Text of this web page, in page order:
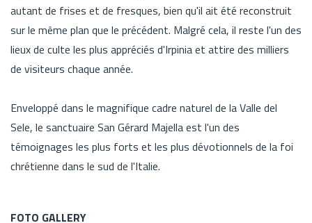
autant de frises et de fresques, bien qu'il ait été reconstruit
sur le même plan que le précédent. Malgré cela, il reste l'un des
lieux de culte les plus appréciés d'Irpinia et attire des milliers
de visiteurs chaque année.
Enveloppé dans le magnifique cadre naturel de la Valle del
Sele, le sanctuaire San Gérard Majella est l'un des
témoignages les plus forts et les plus dévotionnels de la foi
chrétienne dans le sud de l'Italie.
FOTO GALLERY